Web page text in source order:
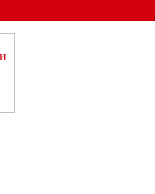
области на сайте